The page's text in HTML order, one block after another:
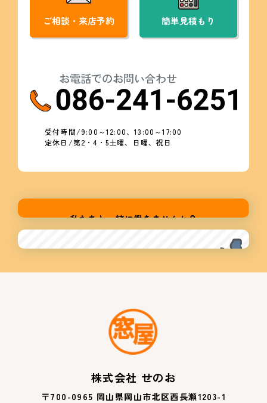
ご相談・来店予約 簡単見積もり
お電話でのお問い合わせ
受付時間/9:00～12:00、13:00～17:00
定休日/第2・4・5土曜、日曜、祝日
株式会社 せのお
〒700-0965 岡山県岡山市北区西長瀬1203-1